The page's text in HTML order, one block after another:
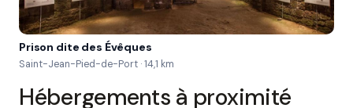
Prison dite des Évêques
Saint-Jean-Pied-de-Port · 14,1 km
Hébergements à proximité